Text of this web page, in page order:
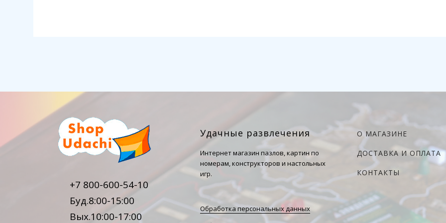
+7 800-600-54-10
Буд.8:00-15:00
Вых.10:00-17:00
Удачные развлечения
Интернет магазин пазлов, картин по
номерам, конструкторов и настольных
игр.
Обработка персональных данных
О МАГАЗИНЕ
ДОСТАВКА И ОПЛАТА
КОНТАКТЫ